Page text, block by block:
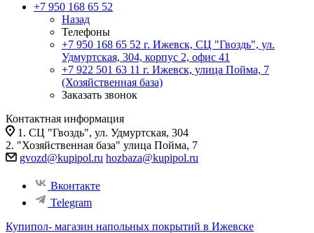
+7 950 168 65 52
Назад
Телефоны
+7 950 168 65 52 г. Ижевск, СЦ "Гвоздь", ул.
Удмуртская, 304, корпус 2, офис 41
+7 922 501 63 11 г. Ижевск, улица Пойма, 7
(Хозяйственная база)
Заказать звонок
Контактная информация
1. СЦ "Гвоздь", ул. Удмуртская, 304
2. "Хозяйственная база" улица Пойма, 7
gvozd@kupipol.ru hozbaza@kupipol.ru
Вконтакте
Telegram
Купипол- магазин напольных покрытий в Ижевске